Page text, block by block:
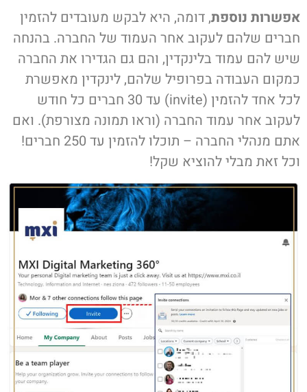
אפשרות נוספת, דומה, היא לבקש מעובדים להזמין
חברים שלהם לעקוב אחר העמוד של החברה. בהנחה
שיש להם עמוד בלינקדין, והם גם הגדירו את החברה
כמקום העבודה בפרופיל שלהם, לינקדין מאפשרת
לכל אחד להזמין (invite) עד 30 חברים כל חודש
לעקוב אחר עמוד החברה (וראו תמונה מצורפת). ואם
אתם מנהלי החברה – תוכלו להזמין עד 250 חברים!
וכל זאת מבלי להוציא שקל!